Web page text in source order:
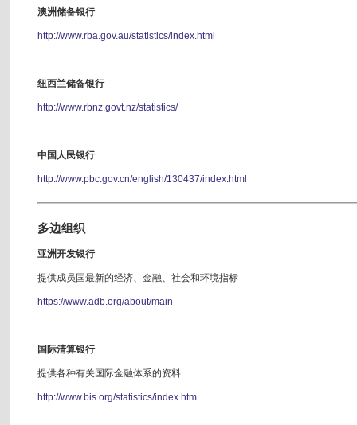
澳洲储备银行
http://www.rba.gov.au/statistics/index.html
纽西兰储备银行
http://www.rbnz.govt.nz/statistics/
中国人民银行
http://www.pbc.gov.cn/english/130437/index.html
多边组织
亚洲开发银行
提供成员国最新的经济、金融、社会和环境指标
https://www.adb.org/about/main
国际清算银行
提供各种有关国际金融体系的资料
http://www.bis.org/statistics/index.htm